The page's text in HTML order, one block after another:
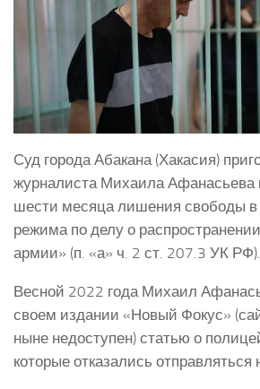
Суд города Абакана (Хакасия)
журналиста Михаила Афанасьева
шести месяца лишения свободы в
режима по делу о
армии» (п. «а» ч. 2 ст. 207.3 УК РФ).
Весной 2022 года Михаил
своем издании «Новый Фокус»
ныне недоступен) статью о
которые отказались отправляться